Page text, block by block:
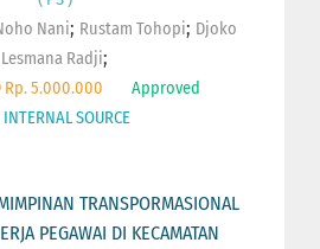
Nani; Rustam Tohopi; Djoko
Lesmana Radji;
Rp. 5.000.000
Approved
INTERNAL SOURCE
TRANSPORMASIONAL
PEGAWAI DI KECAMATAN